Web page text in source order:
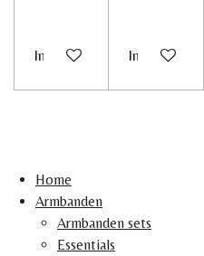
In winkelwagenIn
Home
Armbanden
Armbanden sets
Essentials